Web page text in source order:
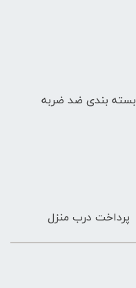
بسته بندی ضد ضربه
پرداخت درب منزل